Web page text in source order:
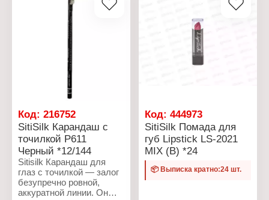
Код: 216752
SitiSilk Карандаш с
точилкой P611
Черный *12/144
Sitisilk Карандаш для
глаз с точилкой — залог
безупречно ровной,
аккуратной линии. Он
Код:444973
SitiSilk Помада для
губ Lipstick LS-2021
MIX (В) *24
📦 Выписка кратно:24 шт.